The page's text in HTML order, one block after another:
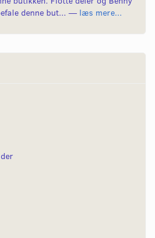
denne but... — læs mere...